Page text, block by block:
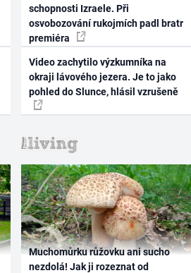
schopnosti Izraele. Při
osvobozování rukojmích padl bratr
premiéra
Video zachytilo výzkumníka na
okraji lávového jezera. Je to jako
pohled do Slunce, hlásil vzrušeně
Muchomůrku růžovku ani sucho
nezdolá! Jak ji rozeznat od